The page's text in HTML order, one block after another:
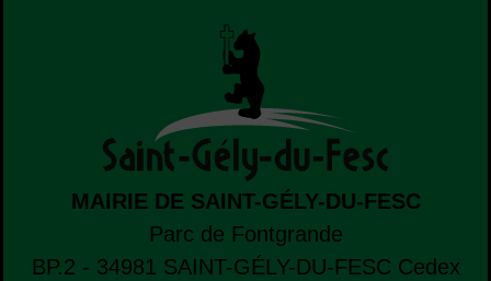
MAIRIE DE SAINT-GÉLY-DU-FESC
Parc de Fontgrande
BP.2 - 34981 SAINT-GÉLY-DU-FESC Cedex